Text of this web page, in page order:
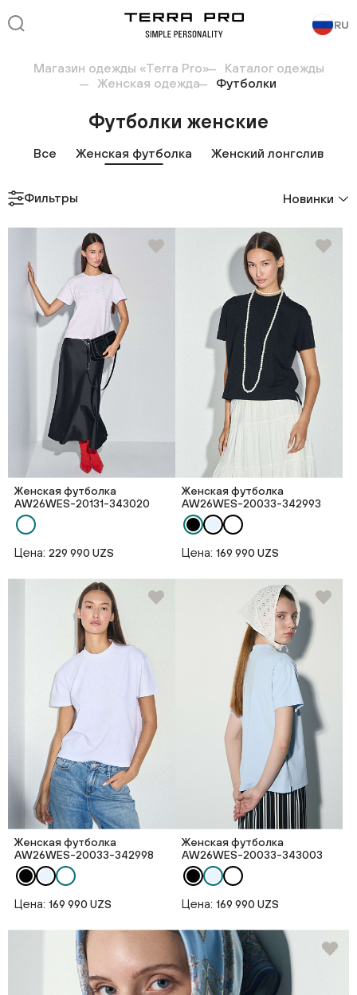
RU
Магазин одежды «Terra Pro»
Каталог одежды
Женская одежда
Футболки
Футболки женские
Все Женская футболка Женский лонгслив
Фильтры Новинки
Женская футболка
AW26WES-20131-343020
Цена: 229 990 UZS
Женская футболка
AW26WES-20033-342993
Цена: 169 990 UZS
Женская футболка
AW26WES-20033-342998
Цена: 169 990 UZS
Женская футболка
AW26WES-20033-343003
Цена: 169 990 UZS